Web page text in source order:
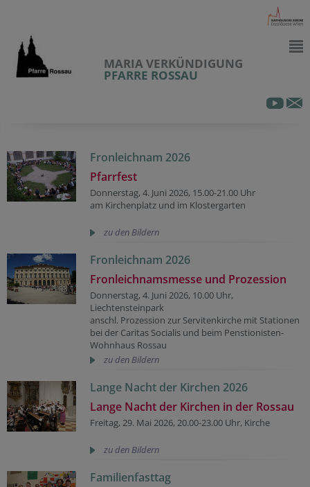
MARIA VERKÜNDIGUNG
PFARRE ROSSAU
Fronleichnam 2026
Pfarrfest
Donnerstag, 4. Juni 2026, 15.00-21.00 Uhr
am Kirchenplatz und im Klostergarten
zu den Bildern
Fronleichnam 2026
Fronleichnamsmesse und Prozession
Donnerstag, 4. Juni 2026, 10.00 Uhr,
Liechtensteinpark
anschl. Prozession zur Servitenkirche mit Stationen
bei der Caritas Socialis und beim Penstionisten-
Wohnhaus Rossau
zu den Bildern
Lange Nacht der Kirchen 2026
Lange Nacht der Kirchen in der Rossau
Freitag, 29. Mai 2026, 20.00-23.00 Uhr, Kirche
zu den Bildern
Familienfasttag